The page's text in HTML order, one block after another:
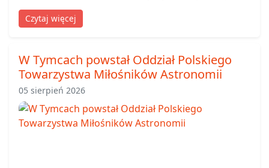
Czytaj więcej
W Tymcach powstał Oddział Polskiego
Towarzystwa Miłośników Astronomii
05 sierpień 2026